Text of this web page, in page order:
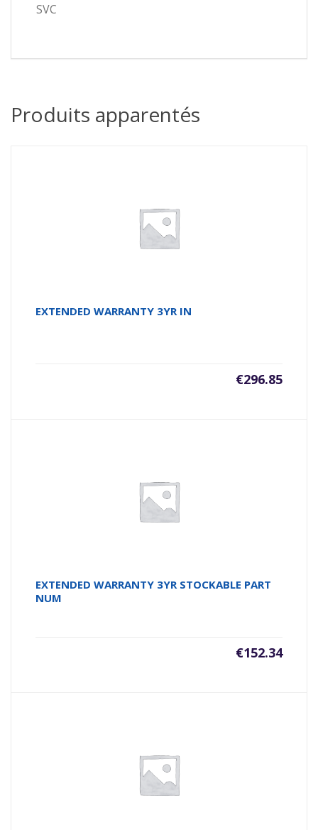
SVC
Produits apparentés
EXTENDED WARRANTY 3YR IN
€296.85
EXTENDED WARRANTY 3YR STOCKABLE PART
NUM
€152.34